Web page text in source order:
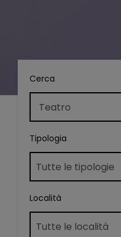
Cerca
Tipologia
Località